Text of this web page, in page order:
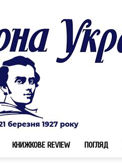
КНИЖКОВЕ REVIEW ПОГЛЯД